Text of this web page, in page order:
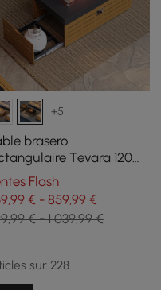
+5
brasero
Tevara 120
au propane sans fumée
Flash
€ - 859,99 €
€ - 1 039,99 €
sur 228